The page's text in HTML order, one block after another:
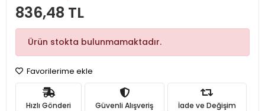
836,48 TL
Ürün stokta bulunmamaktadır.
Favorilerime ekle
Hızlı Gönderi Güvenli Alışveriş İade ve Değişim